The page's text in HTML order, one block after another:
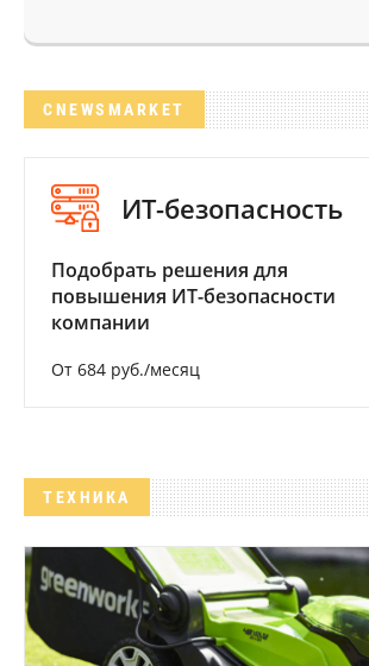
CNEWSMARKET
ИТ-безопасность
Подобрать решения для
повышения ИТ-безопасности
компании
От 684 руб./месяц
ТЕХНИКА